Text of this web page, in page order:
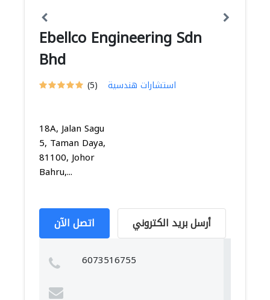
Ebellco Engineering Sdn
Bhd
(5) استشارات هندسية
18A, Jalan Sagu
5, Taman Daya,
81100, Johor
Bahru,...
اتصل الآن أرسل بريد الكتروني
6073516755